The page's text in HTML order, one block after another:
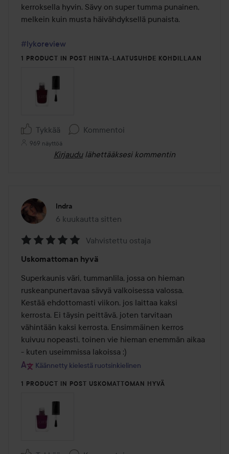
kerroksella hyvin. Sävy on super tumma punainen,
melkein kuin musta häivähdyksellä punaista.
#lykoreview
1 PRODUCT IN POST HINTA-LAATUSUHDE KOHDILLAAN
Tykkää Kommentoi
969 näyttöä
Kirjaudu lähettääksesi kommentin
Indra
6 kuukautta sitten
Viesti luotiin 6 kuukautta sitten
5
/
5
Vahvistettu ostaja
Uskomattoman hyvä
Superkaunis väri, tummanlila, jossa on hieman
ruskeanpunertavaa sävyä valkoisessa valossa.
Kestää ehdottomasti viikon, jos laittaa kaksi
kerrosta. Ei täysin peittävä, joten tarvitaan
vähintään kaksi kerrosta. Ensimmäinen kerros
kuivuu nopeasti, toinen vie hieman enemmän aikaa
- kuten useimmissa lakoissa :)
Käännetty kielestä ruotsinkielinen
1 PRODUCT IN POST USKOMATTOMAN HYVÄ